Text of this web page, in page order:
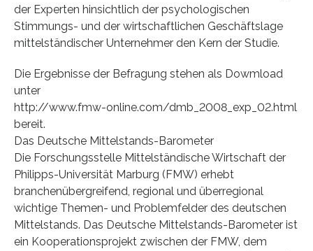
der Experten hinsichtlich der psychologischen
Stimmungs- und der wirtschaftlichen Geschäftslage
mittelständischer Unternehmer den Kern der Studie.
Die Ergebnisse der Befragung stehen als Dowmload
unter
http://www.fmw-online.com/dmb_2008_exp_02.html
bereit.
Das Deutsche Mittelstands-Barometer
Die Forschungsstelle Mittelständische Wirtschaft der
Philipps-Universität Marburg (FMW) erhebt
branchenübergreifend, regional und überregional
wichtige Themen- und Problemfelder des deutschen
Mittelstands. Das Deutsche Mittelstands-Barometer ist
ein Kooperationsprojekt zwischen der FMW, dem